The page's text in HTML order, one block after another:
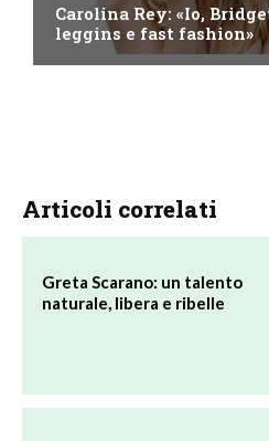
Carolina Rey: «Io,
leggins e fast fashion»
Articoli correlati
Greta Scarano: un talento
naturale, libera e ribelle